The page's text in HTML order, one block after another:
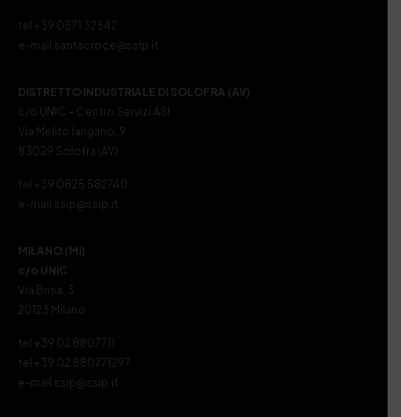
tel +39 0571 32542
e-mail santacroce@ssip.it
DISTRETTO INDUSTRIALE DI SOLOFRA (AV)
c/o UNIC – Centro Servizi ASI
Via Melito Iangano, 9
83029 Solofra (AV)
tel +39 0825 582740
e-mail ssip@ssip.it
MILANO (MI)
c/o UNIC
Via Brisa, 3
20123 Milano
tel +39 02 8807711
tel +39 02 880771297
e-mail ssip@ssip.it